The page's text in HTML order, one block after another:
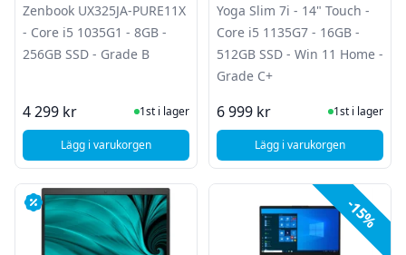
Zenbook UX325JA-PURE11X
- Core i5 1035G1 - 8GB -
256GB SSD - Grade B
4 299 kr I Lager
1st i lager
Lägg i varukorgen, ASUS Zenbook UX325JA-PURE11X - Core i5 1035G1 - 8GB
Home - Grade C+
Yoga Slim 7i - 14" Touch -
Core i5 1135G7 - 16GB -
512GB SSD - Win 11 Home -
Grade C+
6 999 kr I Lager
1st i lager
Lägg i varukorgen, Lenovo Yoga Slim
-15%